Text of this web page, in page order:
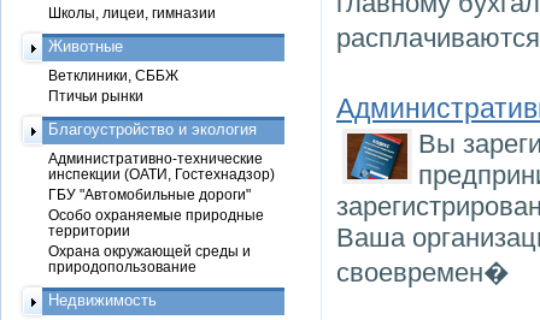
Вы
Ваша
своевремен�
Школы, лицеи, гимназии
Животные
Ветклиники, СББЖ
Птичьи рынки
Благоустройство и экология
Административно-технические
инспекции (ОАТИ, Гостехнадзор)
ГБУ "Автомобильные дороги"
Особо охраняемые природные
территории
Охрана окружающей среды и
природопользование
Недвижимость